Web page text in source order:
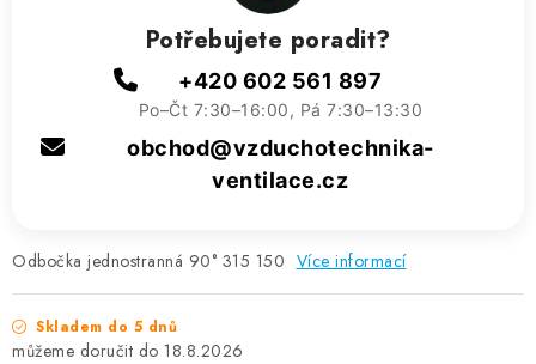
Odbočka jednostranná 90° 315 150 Více informací
Skladem do 5 dnů
18.8.2026
Potřebujete poradit?
+420 602 561 897
Po–Čt 7:30–16:00, Pá 7:30–13:30
obchod@vzduchotechnika-
ventilace.cz